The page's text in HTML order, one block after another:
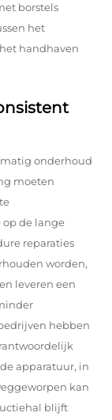
borstels
het
handhaven
onderhoud
moeten
op de lange
reparaties
worden,
leveren een
hebben
apparatuur, in
kan
blijft